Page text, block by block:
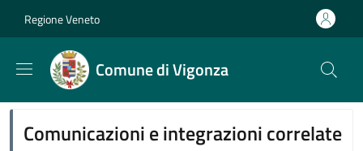
Regione Veneto
Comune di Vigonza
Comunicazioni e integrazioni correlate